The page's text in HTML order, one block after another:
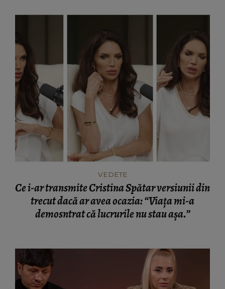
VEDETE
Ce i-ar transmite Cristina Spătar versiunii din
trecut dacă ar avea ocazia: “Viața mi-a
demosntrat că lucrurile nu stau așa.”